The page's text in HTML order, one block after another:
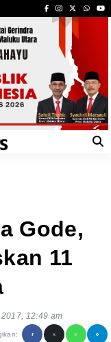
Gode,
11
12:49 am